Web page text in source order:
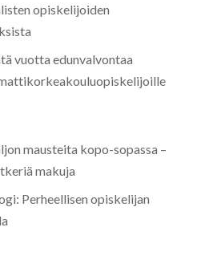
opiskelijoiden
vuotta edunvalvontaa
mausteita kopo-sopassa –
makuja
Perheellisen opiskelijan